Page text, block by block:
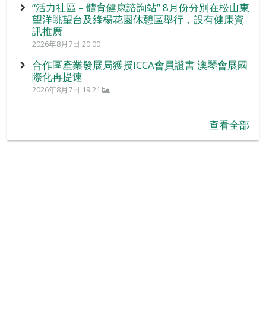
“活力社區 – 體育健康諮詢站” 8月份分別在松山東
望洋眺望台及綠楊花園休憩區舉行，設有健康資
訊推廣
2026年8月7日 20:00
合作區產業發展局獲授ICCA會員證書 澳琴會展國
際化再提速
2026年8月7日 19:21
查看全部